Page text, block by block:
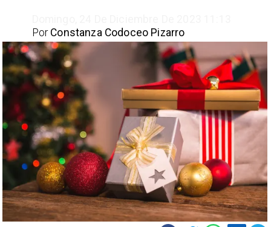
Constanza Codoceo Pizarro
Por